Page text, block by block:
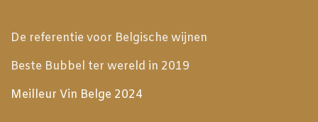
De referentie voor Belgische wijnen
Beste Bubbel ter wereld in 2019
Meilleur Vin Belge 2024